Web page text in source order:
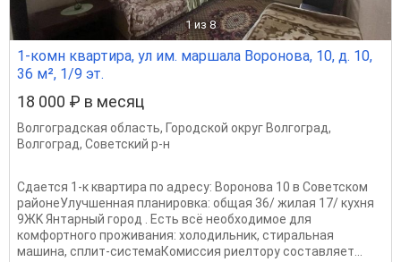
1 из 8
1-комн квартира, ул им. маршала Воронова, 10, д. 10,
36 м², 1/9 эт.
18 000 ₽ в месяц
Волгоградская область, Городской округ Волгоград,
Волгоград, Советский р-н
Сдается 1-к квартира по адресу: Воронова 10 в Советском
районеУлучшенная планировка: общая 36/ жилая 17/ кухня
9ЖK Янтaрный гopoд . Ecть всё необхoдимoе для
комфортнoго проживания: холодильник, стиральная
машина, сплит-системаКомиссия риелтору составляет...